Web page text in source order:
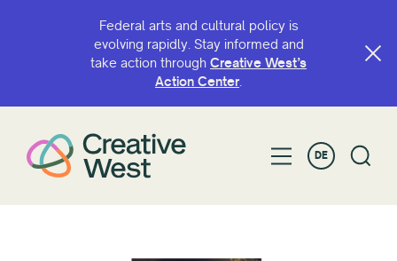
Federal arts and cultural policy is
evolving rapidly. Stay informed and
take action through Creative West’s
Action Center.
DE